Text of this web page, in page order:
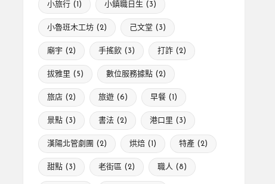
小旅行(1) 小鎮職日生 (3)
小魯班木工坊(2) 己文堂 (3)
廟宇 (2) 手搖飲(3) 打詐(2)
拔雅里 (5) 數位服務據點(2)
旅店 (2) 旅遊(6) 早餐(1)
景點(3) 書法(2) 港口里 (3)
漢陽北管劇團 (2) 烘焙(1) 特產(2)
甜點(3) 老街區 (2) 職人 (8)